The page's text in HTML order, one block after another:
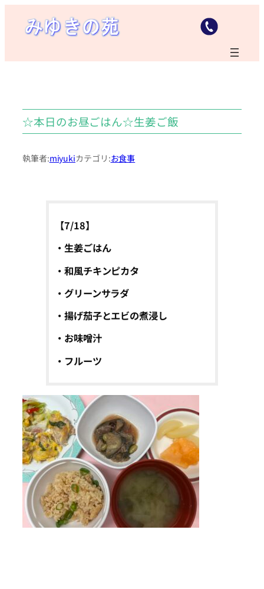
キ
☆本日のお昼ごはん☆生姜ご飯
執筆者:miyukiカテゴリ:お食事
【7/18】
・生姜ごはん
・和風チキンピカタ
・グリーンサラダ
・揚げ茄子とエビの煮浸し
・お味噌汁
・フルーツ